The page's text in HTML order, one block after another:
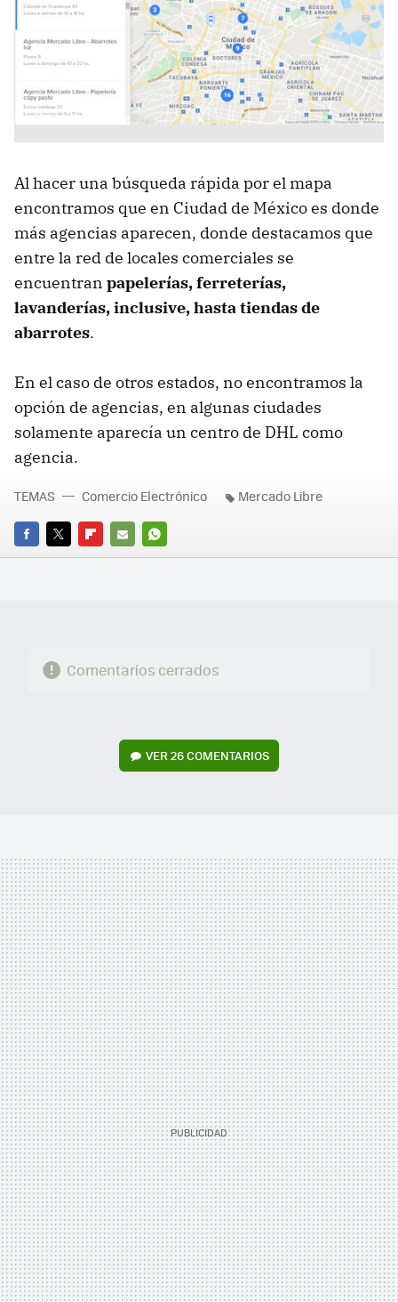
Al hacer una búsqueda rápida por el mapa
encontramos que en Ciudad de México es donde
más agencias aparecen, donde destacamos que
entre la red de locales comerciales se
encuentran papelerías, ferreterías,
lavanderías, inclusive, hasta tiendas de
abarrotes.
En el caso de otros estados, no encontramos la
opción de agencias, en algunas ciudades
solamente aparecía un centro de DHL como
agencia.
FACEBOOK
TWITTERFLIPBOARD
E-
WHATSAPP
TEMAS Comercio Electrónico Mercado Libre
Comentarios cerrados
VER26 COMENTARIOS